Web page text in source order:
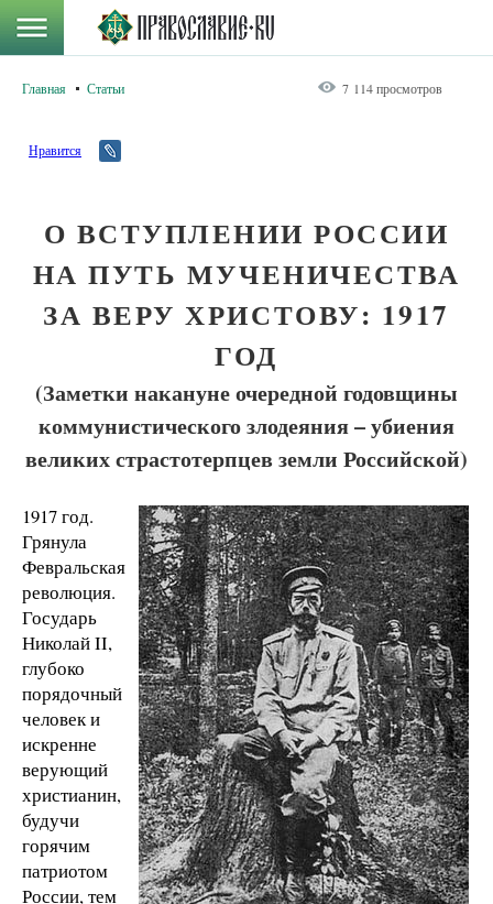
Главная Статьи 7 114 просмотров
Нравится
О ВСТУПЛЕНИИ РОССИИ
НА ПУТЬ МУЧЕНИЧЕСТВА
ЗА ВЕРУ ХРИСТОВУ: 1917
ГОД
(Заметки накануне очередной годовщины
коммунистического злодеяния – убиения
великих страстотерпцев земли Российской)
1917 год.
Грянула
Февральская
революция.
Государь
Николай II,
глубоко
порядочный
человек и
искренне
верующий
христианин,
будучи
горячим
патриотом
России, тем